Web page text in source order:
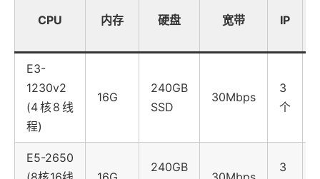
CPU 内存 硬盘 宽带 IP
E3-
1230v2
(4核8线
程)
16G
240GB
SSD
30Mbps
3
个
E5-2650
240GB 3